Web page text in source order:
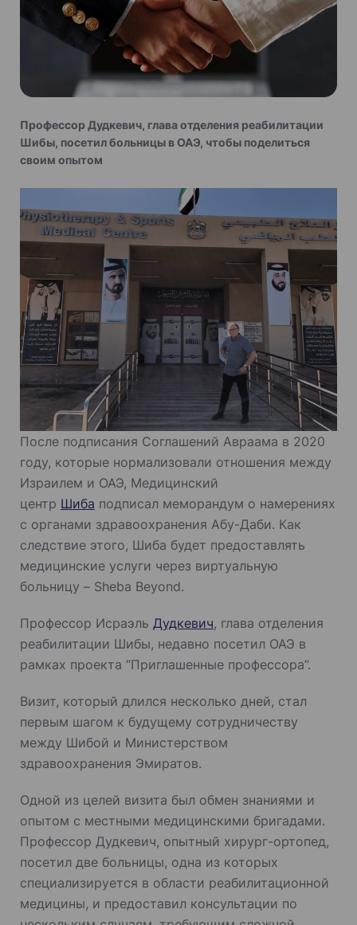
Профессор Дудкевич, глава отделения реабилитации
Шибы, посетил больницы в ОАЭ, чтобы поделиться
своим опытом
После подписания Соглашений Авраама в 2020
году, которые нормализовали отношения между
Израилем и ОАЭ, Медицинский
центр Шиба подписал меморандум о намерениях
с органами здравоохранения Абу-Даби. Как
следствие этого, Шиба будет предоставлять
медицинские услуги через виртуальную
больницу – Sheba Beyond.
Профессор Исраэль Дудкевич, глава отделения
реабилитации Шибы, недавно посетил ОАЭ в
рамках проекта “Приглашенные профессора”.
Визит, который длился несколько дней, стал
первым шагом к будущему сотрудничеству
между Шибой и Министерством
здравоохранения Эмиратов.
Одной из целей визита был обмен знаниями и
опытом с местными медицинскими бригадами.
Профессор Дудкевич, опытный хирург-ортопед,
посетил две больницы, одна из которых
специализируется в области реабилитационной
медицины, и предоставил консультации по